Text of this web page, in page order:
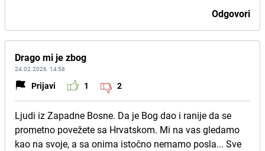
Odgovori
Drago mi je zbog
24.02.2026. 14:58
Prijavi 1 2
Ljudi iz Zapadne Bosne. Da je Bog dao i ranije da se
prometno povežete sa Hrvatskom. Mi na vas gledamo
kao na svoje, a sa onima istočno nemamo posla... Sve